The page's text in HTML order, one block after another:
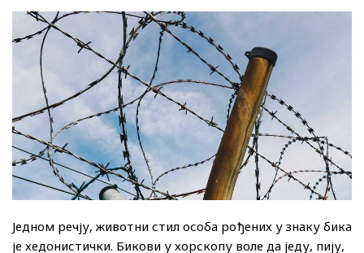
Једном речју, животни стил особа рођених у знаку бика
је хедонистички. Бикови у хорскопу воле да једу, пију,